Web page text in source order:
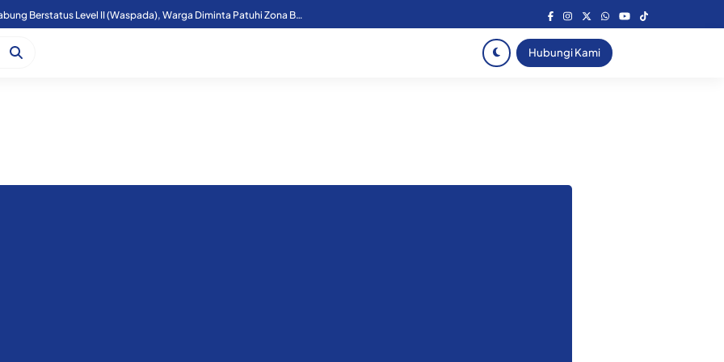
Aktivitas Gunung Sinabung Berstatus Level II (Waspada), Warga Diminta Patuhi Zona Bahaya
Hubungi Kami